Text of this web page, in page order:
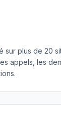
sur plus de 20
appels, les